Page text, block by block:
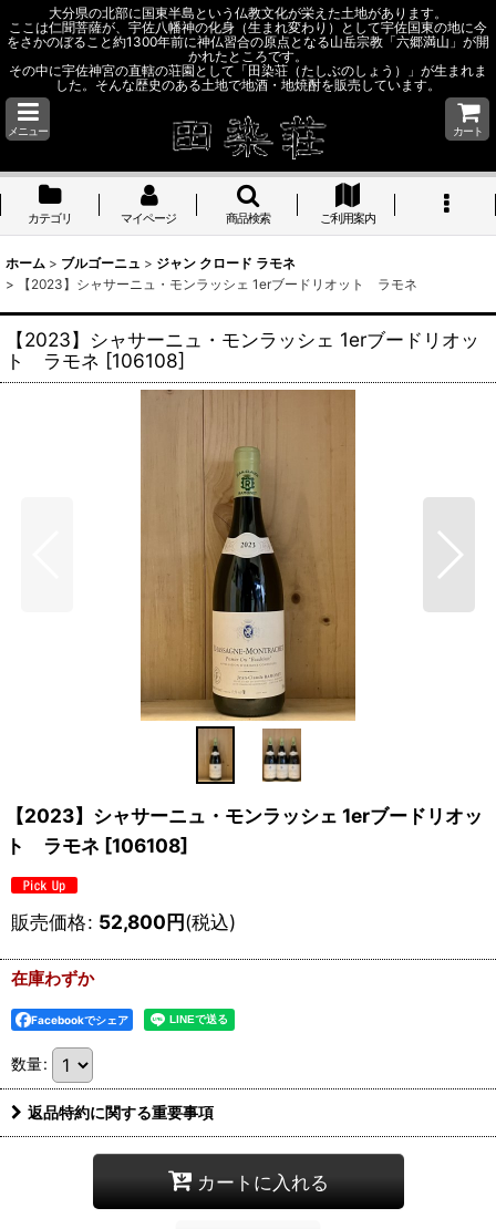
大分県の北部に国東半島という仏教文化が栄えた土地があります。
ここは仁聞菩薩が、宇佐八幡神の化身（生まれ変わり）として宇佐国東の地に今
をさかのぼること約1300年前に神仏習合の原点となる山岳宗教「六郷満山」が開
かれたところです。
その中に宇佐神宮の直轄の荘園として「田染荘（たしぶのしょう）」が生まれま
した。そんな歴史のある土地で地酒・地焼酎を販売しています。
メニュー カート
カテゴリ マイページ 商品検索 ご利用案内
ホーム > ブルゴーニュ > ジャン クロード ラモネ
>
【2023】シャサーニュ・モンラッシェ 1erブードリオット ラモネ
【2023】シャサーニュ・モンラッシェ 1erブードリオッ
ト ラモネ [106108]
【2023】シャサーニュ・モンラッシェ 1erブードリオッ
ト ラモネ [106108]
販売価格: 52,800円(税込)
在庫わずか
Facebookでシェア
数量:
返品特約に関する重要事項
カートに入れる